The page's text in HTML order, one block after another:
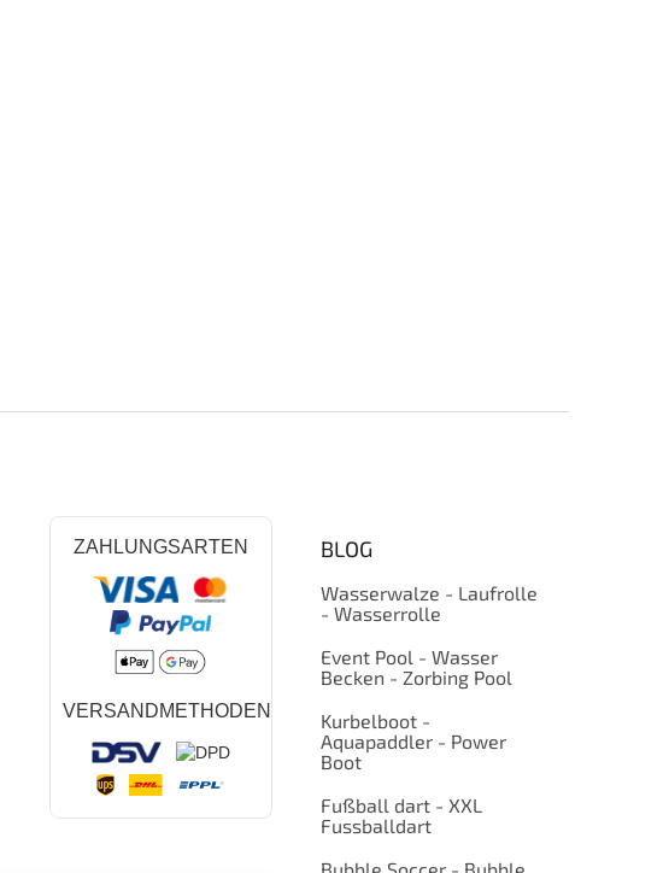
ZAHLUNGSARTEN
VERSANDMETHODEN
BLOG
Wasserwalze - Laufrolle
- Wasserrolle
Event Pool - Wasser
Becken - Zorbing Pool
Kurbelboot -
Aquapaddler - Power
Boot
Fußball dart - XXL
Fussballdart